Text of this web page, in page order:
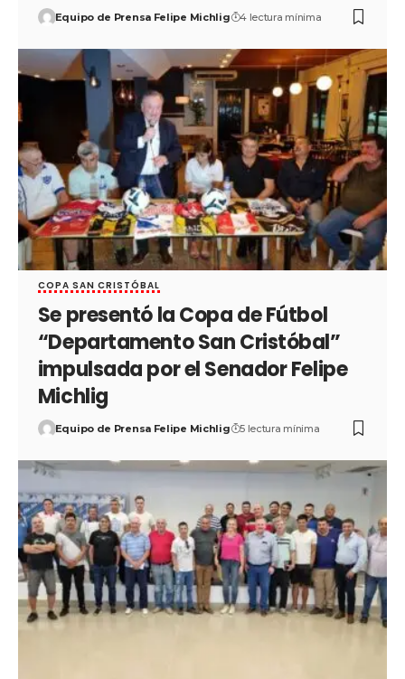
Equipo de Prensa Felipe Michlig 4 lectura mínima
COPA SAN CRISTÓBAL
Se presentó la Copa de Fútbol
“Departamento San Cristóbal”
impulsada por el Senador Felipe
Michlig
Equipo de Prensa Felipe Michlig 5 lectura mínima